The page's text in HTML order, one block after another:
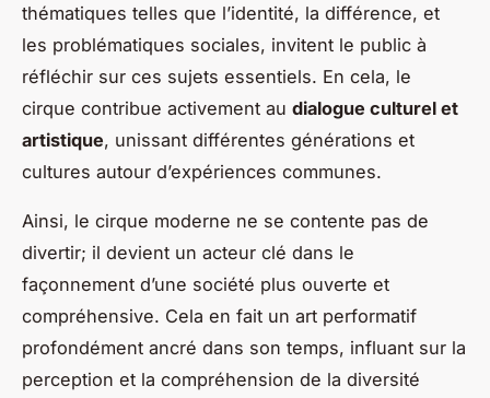
thématiques telles que l’identité, la différence, et
les problématiques sociales, invitent le public à
réfléchir sur ces sujets essentiels. En cela, le
cirque contribue activement au dialogue culturel et
artistique, unissant différentes générations et
cultures autour d’expériences communes.
Ainsi, le cirque moderne ne se contente pas de
divertir; il devient un acteur clé dans le
façonnement d’une société plus ouverte et
compréhensive. Cela en fait un art performatif
profondément ancré dans son temps, influant sur la
perception et la compréhension de la diversité